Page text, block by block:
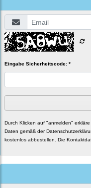
Eingabe Sicherheitscode: *
Durch Klicken auf "anmelden"
Daten gemäß der
kostenlos abbestellen. Die